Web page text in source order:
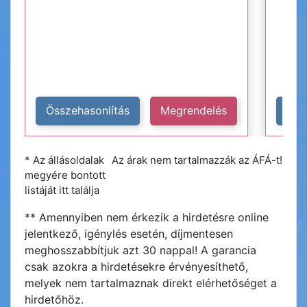
Összehasonlítás Megrendelés
Az árak nem tartalmazzák az ÁFÁ-t!
* Az állásoldalak
megyére bontott
listáját itt találja
** Amennyiben nem érkezik a hirdetésre online
jelentkező, igénylés esetén, díjmentesen
meghosszabbítjuk azt 30 nappal! A garancia
csak azokra a hirdetésekre érvényesíthető,
melyek nem tartalmaznak direkt elérhetőséget a
hirdetőhöz.